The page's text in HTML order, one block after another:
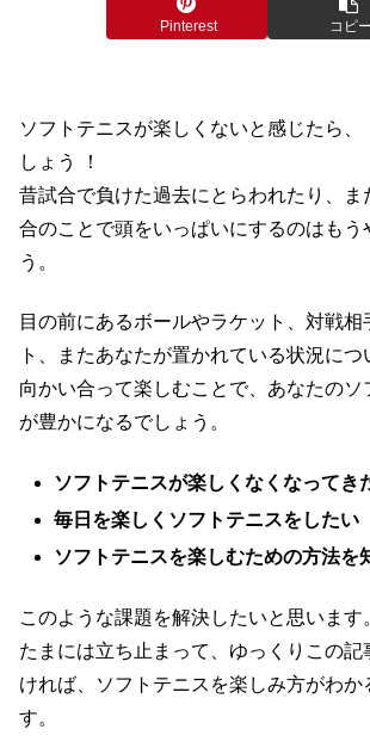
Pinterest コピー
ソフトテニスが楽しくないと感じたら、
しょう
！
昔試合で負けた過去にとらわれたり、ま
合のことで頭をいっぱいにするのはもう
う。
目の前にあるボールやラケット、対戦相
ト、またあなたが置かれている状況につ
向かい合って楽しむことで、あなたのソ
が豊かになるでしょう。
ソフトテニスが楽しくなくなってき
毎日を楽しくソフトテニスをしたい
ソフトテニスを楽しむための方法を
このような課題を解決したいと思います
たまには立ち止まって、ゆっくりこの記
ければ、ソフトテニスを楽しみ方がわか
す。